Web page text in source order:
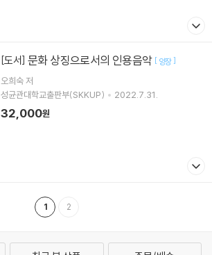
[도서] 문화 상징으로서의 인용음악 [ 양장]
오희숙저
성균관대학교출판부(SKKUP)
2022.7.31.
32,000원
1 2